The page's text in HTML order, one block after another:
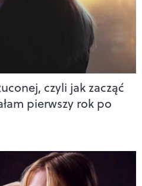
czyli jak zacząć
pierwszy rok po